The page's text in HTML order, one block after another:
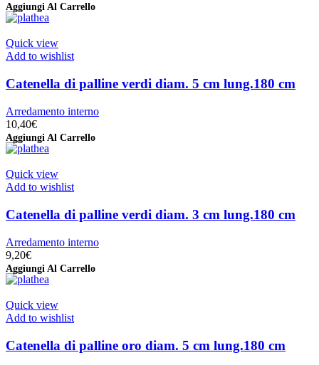
Aggiungi Al Carrello
Quick view
Add to wishlist
Catenella di palline verdi diam. 5 cm lung.180 cm
Arredamento interno
10,40€
Aggiungi Al Carrello
Quick view
Add to wishlist
Catenella di palline verdi diam. 3 cm lung.180 cm
Arredamento interno
9,20€
Aggiungi Al Carrello
Quick view
Add to wishlist
Catenella di palline oro diam. 5 cm lung.180 cm